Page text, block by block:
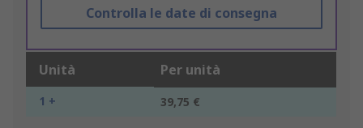
Controlla le date di consegna
Unità Per unità
1 + 39,75 €